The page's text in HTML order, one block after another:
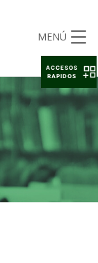
MENÚ
ACCESOS
RAPIDOS